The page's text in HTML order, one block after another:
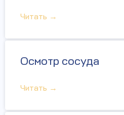
Читать →
Осмотр сосуда
Читать →